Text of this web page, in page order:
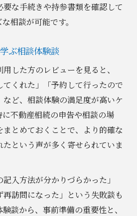
な手続きや持参書類を確認して
相談が可能です。
ぶ相談体験談
した方のレビューを見ると、
てくれた」「予約して行ったので
ど、相談体験の満足度が高いケ
不動産相続の申告や相談の場
とめておくことで、より的確な
という声が多く寄せられていま
入方法が分かりづらかった」
再訪問になった」という失敗談も
談から、事前準備の重要性と、